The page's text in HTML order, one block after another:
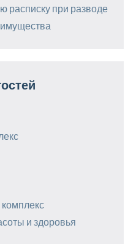
расписку при разводе
имущества
и здоровья